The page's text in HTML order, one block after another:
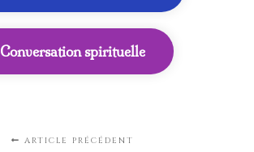
Conversation spirituelle
ARTICLE PRÉCÉDENT